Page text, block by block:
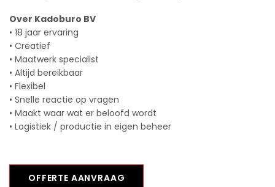
Over Kadoburo BV
• 18 jaar ervaring
• Creatief
• Maatwerk specialist
• Altijd bereikbaar
• Flexibel
• Snelle reactie op vragen
• Maakt waar wat er beloofd wordt
• Logistiek / productie in eigen beheer
OFFERTE AANVRAAG